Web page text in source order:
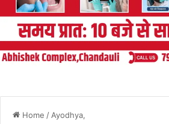
Home / Ayodhya,